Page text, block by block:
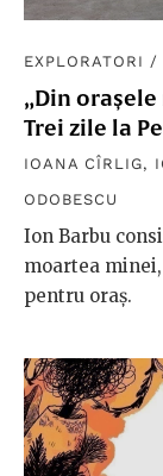
EXPLORATORI /
„Din
Trei zile la
IOANA CÎRLIG,
ODOBESCU
Ion Barbu
moartea
pentru oraș.